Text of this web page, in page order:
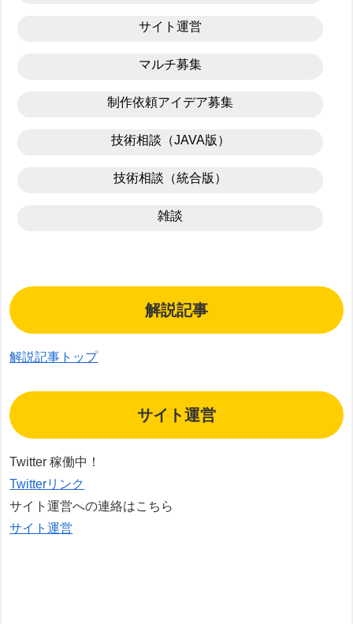
サイト運営
マルチ募集
制作依頼アイデア募集
技術相談（JAVA版）
技術相談（統合版）
雑談
解説記事
解説記事トップ
サイト運営
Twitter 稼働中！
Twitterリンク
サイト運営への連絡はこちら
サイト運営